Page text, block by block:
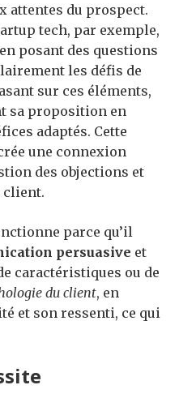
attentes du prospect.
tech, par exemple,
posant des questions
les défis de
sur ces éléments,
sa proposition en
adaptés. Cette
une connexion
des objections et
client.
parce qu’il
persuasive et
caractéristiques ou de
du client, en
et son ressenti, ce qui